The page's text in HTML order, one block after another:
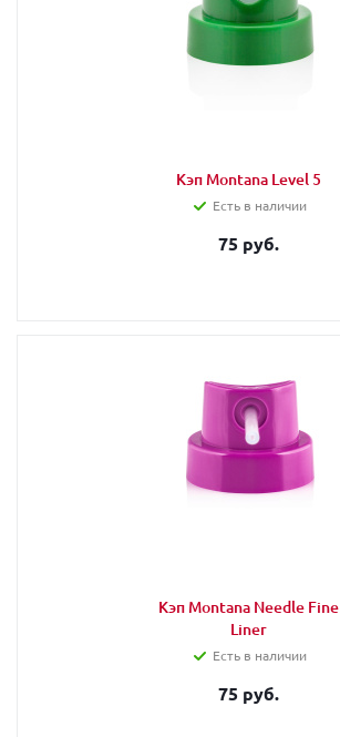
Кэп Montana Level 5
Есть в наличии
75 руб.
Кэп Montana Needle Fine
Liner
Есть в наличии
75 руб.